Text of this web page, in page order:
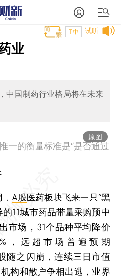
试听
T中
业
中国制药行业格局将在未来
原图
一的衡量标准是“是否通过
A股医药板块飞来一只“黑
11城市药品带量采购预中
市场，31个品种平均降价
，远超市场普遍预期
随之闪崩，连续三日市值
构和散户争相出逃，业界